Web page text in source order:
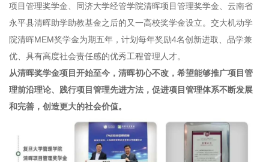
项目管理奖学金、同济大学经管学院清晖项目管理奖学金、云南省
永平县清晖助学助教基金之后的又一高校奖学金设立。交大机动学
院清晖MEM奖学金为期五年，计划每年奖励4名创新进取、品学兼
优、具有高度社会责任感的优秀工程管理人才。
从清晖奖学金项目开始至今，清晖初心不改，希望能够推广项目管
理前沿理论、践行项目管理先进方法，促进项目管理体系不断发展
和完善，创造更大的社会价值。